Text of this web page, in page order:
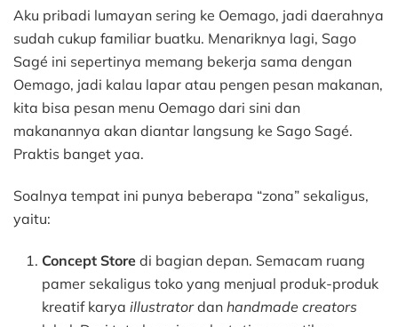
Aku pribadi lumayan sering ke Oemago, jadi daerahnya
sudah cukup familiar buatku. Menariknya lagi, Sago
Sagé ini sepertinya memang bekerja sama dengan
Oemago, jadi kalau lapar atau pengen pesan makanan,
kita bisa pesan menu Oemago dari sini dan
makanannya akan diantar langsung ke Sago Sagé.
Praktis banget yaa.
Soalnya tempat ini punya beberapa “zona” sekaligus,
yaitu:
Concept Store di bagian depan. Semacam ruang
pamer sekaligus toko yang menjual produk-produk
kreatif karya illustratordan handmade creators